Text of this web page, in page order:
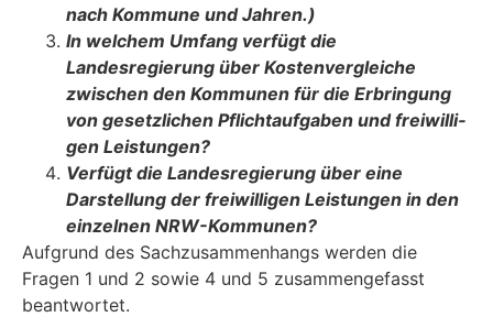
nach Kommune und Jahren.)
In welchem Umfang verfügt die
Landesregierung über Kostenvergleiche
zwischen den Kommunen für die Erbringung
von gesetzlichen Pflichtaufgaben und freiwilli­
gen Leistungen?
Verfügt die Landesregierung über eine
Darstellung der freiwilligen Leistungen in den
einzelnen NRW-Kommunen?
Aufgrund des Sachzusammenhangs werden die
Fragen 1 und 2 sowie 4 und 5 zusammenge­fasst
beantwortet.